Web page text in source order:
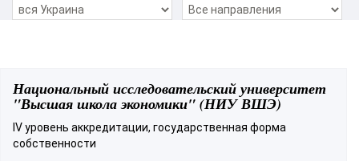
Национальный исследовательский университет
"Высшая школа экономики" (НИУ ВШЭ)
IV уровень аккредитации, государственная форма
собственности